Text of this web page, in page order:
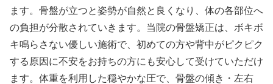
ます。骨盤が立つと姿勢が自然と良くなり、体の各部位へ
の負担が分散されていきます。当院の骨盤矯正は、ボキボ
キ鳴らさない優しい施術で、初めての方や背中がピクピク
する原因に不安をお持ちの方にも安心して受けていただけ
ます。体重を利用した穏やかな圧で、骨盤の傾き・左右